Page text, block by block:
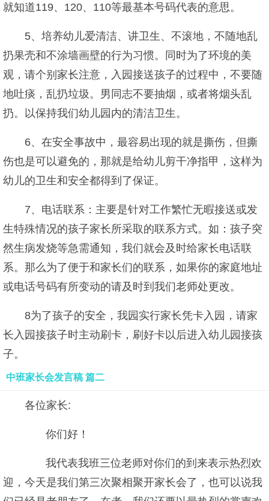
就知道119、120、110等最基本号码代表的意思。
5、培养幼儿爱清洁、讲卫生、不滚地，不随地乱
扔果壳和不涂墙画壁的行为习惯。同时为了环境的美
观，请个别家长注意，入园接送孩子的过程中，不要随
地吐痰，乱扔垃圾。男同志不要抽烟，或者将烟头乱
扔。以保持我们幼儿园内的清洁卫生。
6、在安全事故中，最容易出现的就是撕伤，但撕
伤也是可以避免的，那就是给幼儿剪干净指甲，这样为
幼儿的卫生和安全都得到了保证。
7、电话联系：主要是针对工作繁忙无暇接送或发
生特殊情况的孩子家长所采取的联系方式。如：孩子突
然生病发烧等急需通知，我们就会及时给家长电话联
系。那么为了便于和家长们的联系，如果你的家庭地址
或电话号码有所变动的请及时到我们老师处更改。
8为了孩子的安全，我园实行家长凭卡入园，请家
长入园接孩子时主动刷卡，刷好卡以后进入幼儿园接孩
子。
中班家长会发言稿 篇二
各位家长:
你们好！
我代表我班三位老师对你们的到来表示热烈欢
迎，今天是我们第三次聚相聚开家长会了，也可以说我